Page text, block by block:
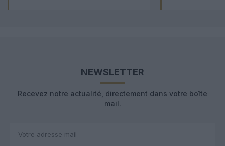
NEWSLETTER
Recevez notre actualité, directement dans votre boîte
mail.